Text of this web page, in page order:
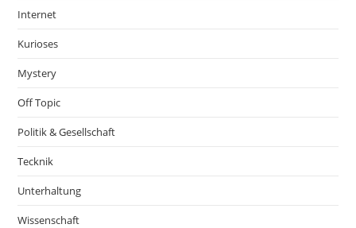
Internet
Kurioses
Mystery
Off Topic
Politik & Gesellschaft
Tecknik
Unterhaltung
Wissenschaft